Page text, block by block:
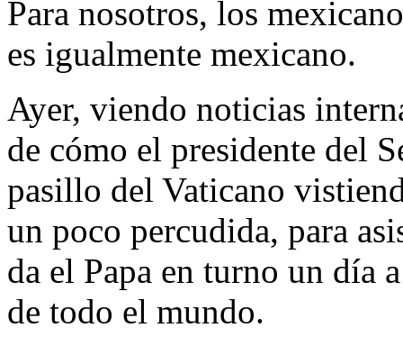
Para nosotros, los
es igualmente mexicano.
Ayer, viendo noticias
de cómo el presidente del
pasillo del Vaticano
un poco percudida, para
da el Papa en turno un día
de todo el mundo.